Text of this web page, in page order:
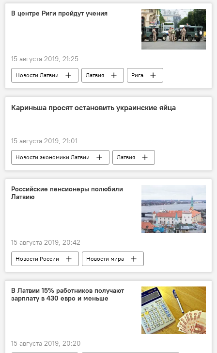
дезинформация
В центре Риги пройдут учения
15 августа 2019, 21:25
Новости Латвии Латвия
Рига
Минобороны Латвии
учения
Кариньша просят остановить украинские яйца
15 августа 2019, 21:01
Новости экономики Латвии
Латвия
Украина
сальмонеллез яйца
Российские пенсионеры полюбили
Латвию
15 августа 2019, 20:42
Новости России
Новости мира
Латвия
Рига
пенсионеры
Россия
В Латвии 15% работников получают
зарплату в 430 евро и меньше
15 августа 2019, 20:20